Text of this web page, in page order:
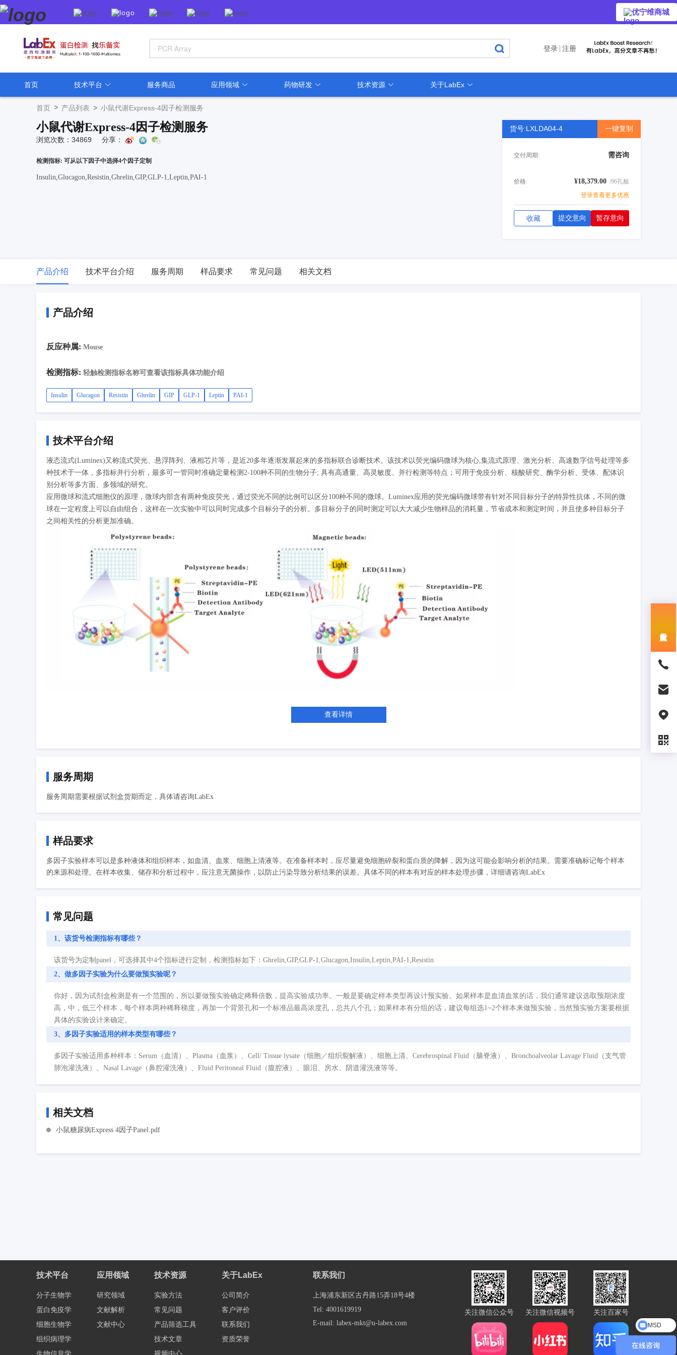
优宁维商城
登录 注册
首页 技术平台 服务商品 应用领域 药物研发 技术资源 关于LabEx
首页 > 产品列表 > 小鼠代谢Express-4因子检测服务
小鼠代谢Express-4因子检测服务
浏览次数：34869 分享：
检测指标: 可从以下因子中选择4个因子定制
Insulin,Glucagon,Resistin,Ghrelin,GIP,GLP-1,Leptin,PAI-1
货号:LXLDA04-4 一键复制
交付周期: 需咨询
价格: ¥18,379.00 /96孔板
登录查看更多优惠
收藏 提交意向 暂存意向
产品介绍 技术平台介绍 服务周期 样品要求 常见问题 相关文档
产品介绍
反应种属: Mouse
检测指标: 轻触检测指标名称可查看该指标具体功能介绍
Insulin Glucagon Resistin Ghrelin GIP GLP-1 Leptin PAI-1
技术平台介绍
液态流式(Luminex)又称流式荧光、悬浮阵列、液相芯片等，是近20多年逐渐发展起来的多指标联合诊断技术。该技术以荧光编码微球为核心,集流式原理、激光分析、高速数字信号处理等多
种技术于一体，多指标并行分析，最多可一管同时准确定量检测2-100种不同的生物分子; 具有高通量、高灵敏度、并行检测等特点；可用于免疫分析、核酸研究、酶学分析、受体、配体识
别分析等多方面、多领域的研究。
应用微球和流式细胞仪的原理，微球内部含有两种免疫荧光，通过荧光不同的比例可以区分100种不同的微球。Luminex应用的荧光编码微球带有针对不同目标分子的特异性抗体，不同的微
球在一定程度上可以自由组合，这样在一次实验中可以同时完成多个目标分子的分析。多目标分子的同时测定可以大大减少生物样品的消耗量，节省成本和测定时间，并且使多种目标分子
之间相关性的分析更加准确。
查看详情
服务周期
服务周期需要根据试剂盒货期而定，具体请咨询LabEx
样品要求
多因子实验样本可以是多种液体和组织样本，如血清、血浆、细胞上清液等。在准备样本时，应尽量避免细胞碎裂和蛋白质的降解，因为这可能会影响分析的结果。需要准确标记每个样本
的来源和处理。在样本收集、储存和分析过程中，应注意无菌操作，以防止污染导致分析结果的误差。具体不同的样本有对应的样本处理步骤，详细请咨询LabEx
常见问题
1、该货号检测指标有哪些？
该货号为定制panel，可选择其中4个指标进行定制，检测指标如下：Ghrelin,GIP,GLP-1,Glucagon,Insulin,Leptin,PAI-1,Resistin
2、做多因子实验为什么要做预实验呢？
你好，因为试剂盒检测是有一个范围的，所以要做预实验确定稀释倍数，提高实验成功率。一般是要确定样本类型再设计预实验。如果样本是血清血浆的话，我们通常建议选取预期浓度
高，中，低三个样本，每个样本两种稀释梯度，再加一个背景孔和一个标准品最高浓度孔，总共八个孔；如果样本有分组的话，建议每组选1~2个样本来做预实验，当然预实验方案要根据
具体的实验设计来确定。
3、多因子实验适用的样本类型有哪些？
多因子实验适用多种样本：Serum（血清）、Plasma（血浆）、Cell/ Tissue lysate（细胞／组织裂解液）、细胞上清、Cerebrospinal Fluid（脑脊液）、Bronchoalveolar Lavage Fluid（支气管
肺泡灌洗液）、Nasal Lavage（鼻腔灌洗液）、Fluid Peritoneal Fluid（腹腔液）、眼泪、房水、阴道灌洗液等等。
相关文档
小鼠糖尿病Express 4因子Panel.pdf
技术平台
分子生物学
蛋白免疫学
细胞生物学
组织病理学
应用领域
研究领域
文献解析
文献中心
技术资源
实验方法
常见问题
产品筛选工具
技术文章
关于LabEx
公司简介
客户评价
联系我们
资质荣誉
联系我们
上海浦东新区古丹路15弄18号4楼
Tel: 4001619919
E-mail: labex-mkt@u-labex.com
关注微信公众号 关注微信视频号 关注百家号
MSD